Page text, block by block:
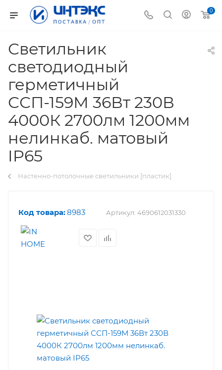
0
Светильник
светодиодный
герметичный
ССП-159М 36Вт 230В
4000К 2700лм 1200мм
нелинкаб. матовый
IP65
Настенно-потолочные светильники [пластик]
Код товара:8983 Артикул: 4690612031330